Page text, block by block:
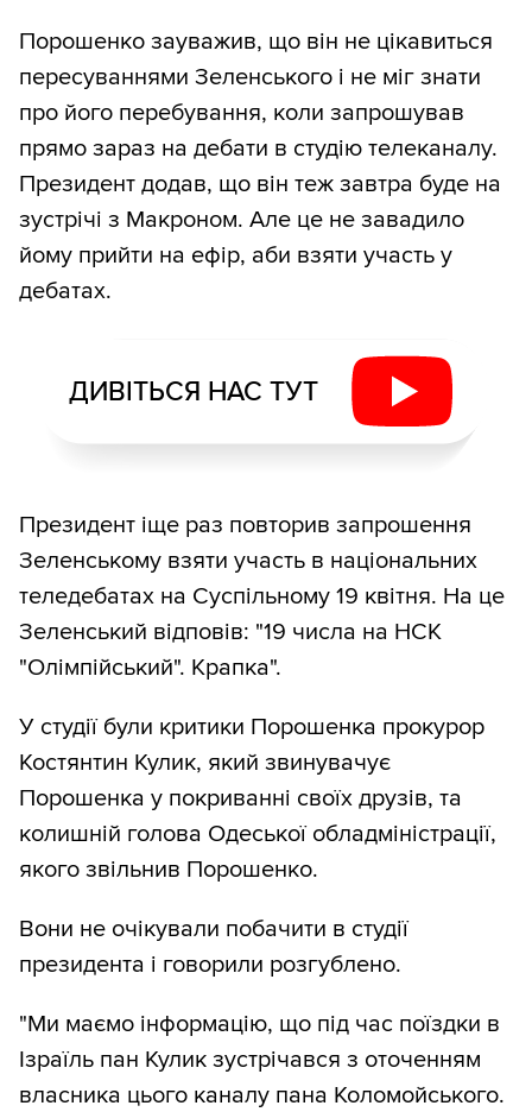
Порошенко зауважив, що він не цікавиться
пересуваннями Зеленського і не міг знати
про його перебування, коли запрошував
прямо зараз на дебати в студію телеканалу.
Президент додав, що він теж завтра буде на
зустрічі з Макроном. Але це не завадило
йому прийти на ефір, аби взяти участь у
дебатах.
ДИВІТЬСЯ НАС ТУТ
Президент іще раз повторив запрошення
Зеленському взяти участь в національних
теледебатах на Суспільному 19 квітня. На це
Зеленський відповів: "19 числа на НСК
"Олімпійський". Крапка".
У студії були критики Порошенка прокурор
Костянтин Кулик, який звинувачує
Порошенка у покриванні своїх друзів, та
колишній голова Одеської обладміністрації,
якого звільнив Порошенко.
Вони не очікували побачити в студії
президента і говорили розгублено.
"Ми маємо інформацію, що під час поїздки в
Ізраїль пан Кулик зустрічався з оточенням
власника цього каналу пана Коломойського.